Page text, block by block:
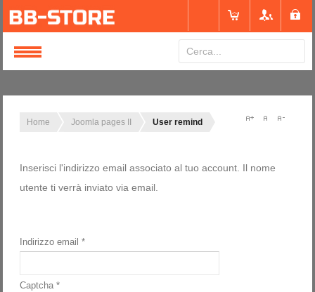
Home Joomla pages II User remind
Inserisci l'indirizzo email associato al tuo account. Il nome
utente ti verrà inviato via email.
Indirizzo email *
Captcha *
Login